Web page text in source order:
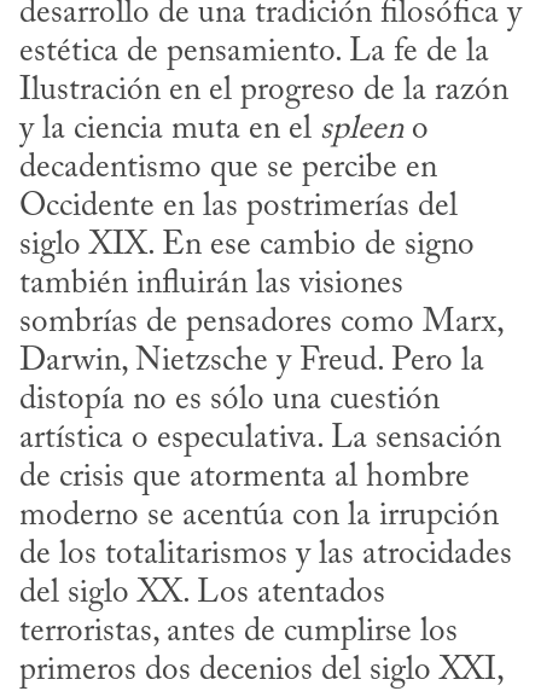
desarrollo de una tradición filosófica y
estética de pensamiento. La fe de la
Ilustración en el progreso de la razón
y la ciencia muta en el spleen o
decadentismo que se percibe en
Occidente en las postrimerías del
siglo XIX. En ese cambio de signo
también influirán las visiones
sombrías de pensadores como Marx,
Darwin, Nietzsche y Freud. Pero la
distopía no es sólo una cuestión
artística o especulativa. La sensación
de crisis que atormenta al hombre
moderno se acentúa con la irrupción
de los totalitarismos y las atrocidades
del siglo XX. Los atentados
terroristas, antes de cumplirse los
primeros dos decenios del siglo XXI,